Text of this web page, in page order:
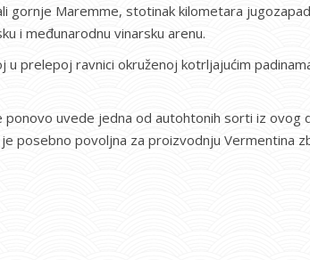
gornje Maremme, stotinak kilometara
i međunarodnu vinarsku arenu.
prelepoj ravnici okruženoj kotrljajućim
uvede jedna od autohtonih sorti iz
posebno povoljna za proizvodnju Vermentina